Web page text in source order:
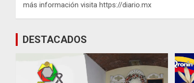
más información visita https://diario.mx
DESTACADOS